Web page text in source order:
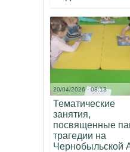
20/04/2026 - 08:13
Тематические
занятия,
посвященные
трагедии на
Чернобыльской